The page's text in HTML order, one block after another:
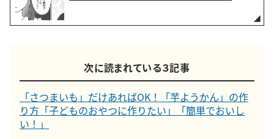
次に読まれている３記事
「さつまいも」だけあればOK！「芋ようかん」の作
り方「子どものおやつに作りたい」「簡単でおいし
い！」